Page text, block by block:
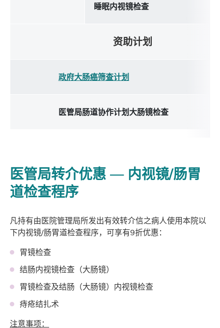
睡眠内视镜检查
资助计划
政府大肠癌筛查计划
医管局肠道协作计划大肠镜检查
医管局转介优惠 — 内视镜/肠胃
道检查程序
凡持有由医院管理局所发出有效转介信之病人使用本院以
下内视镜/肠胃道检查程序，可享有9折优惠：
胃镜检查
结肠内视镜检查（大肠镜）
胃镜检查及结肠（大肠镜）内视镜检查
痔疮结扎术
注意事项：